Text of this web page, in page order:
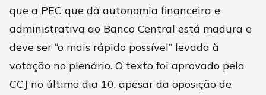
que a PEC que dá autonomia financeira e
administrativa ao Banco Central está madura e
deve ser “o mais rápido possível” levada à
votação no plenário. O texto foi aprovado pela
CCJ no último dia 10, apesar da oposição de